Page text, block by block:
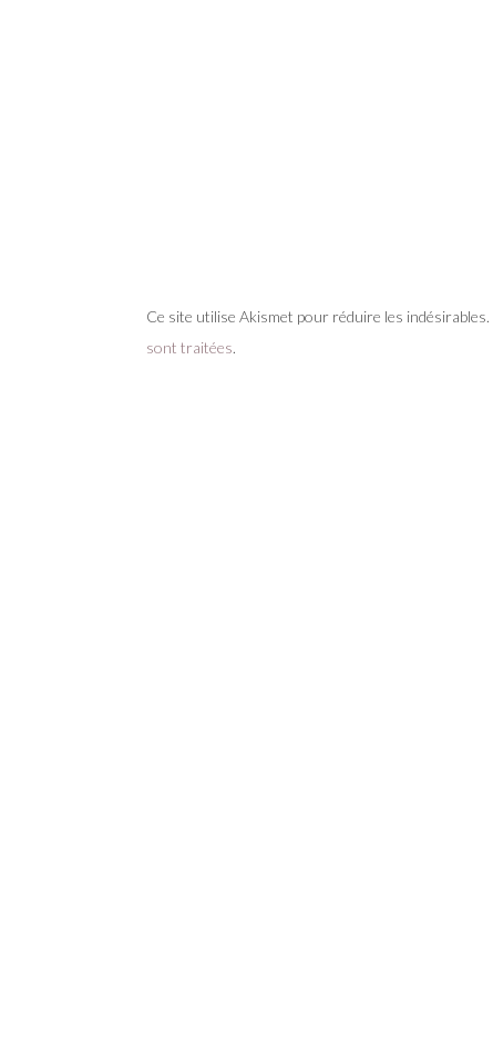
Ce site utilise Akismet pour réduire les indésirables.
sont traitées.